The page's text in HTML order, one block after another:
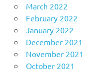
March 2022
February 2022
January 2022
December 2021
November 2021
October 2021